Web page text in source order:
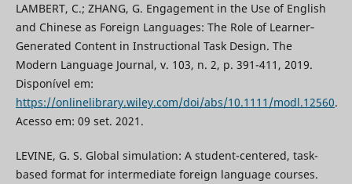
LAMBERT, C.; ZHANG, G. Engagement in the Use of English
and Chinese as Foreign Languages: The Role of Learner‐
Generated Content in Instructional Task Design. The
Modern Language Journal, v. 103, n. 2, p. 391-411, 2019.
Disponível em:
https://onlinelibrary.wiley.com/doi/abs/10.1111/modl.12560.
Acesso em: 09 set. 2021.
LEVINE, G. S. Global simulation: A student-centered, task-
based format for intermediate foreign language courses.